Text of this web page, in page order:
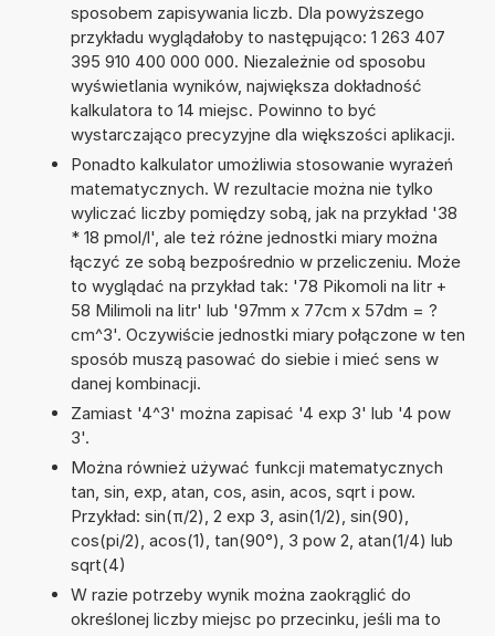
sposobem zapisywania liczb. Dla powyższego
przykładu wyglądałoby to następująco: 1 263 407
395 910 400 000 000. Niezależnie od sposobu
wyświetlania wyników, największa dokładność
kalkulatora to 14 miejsc. Powinno to być
wystarczająco precyzyjne dla większości aplikacji.
Ponadto kalkulator umożliwia stosowanie wyrażeń
matematycznych. W rezultacie można nie tylko
wyliczać liczby pomiędzy sobą, jak na przykład '38
* 18 pmol/l', ale też różne jednostki miary można
łączyć ze sobą bezpośrednio w przeliczeniu. Może
to wyglądać na przykład tak: '78 Pikomoli na litr +
58 Milimoli na litr' lub '97mm x 77cm x 57dm = ?
cm^3'. Oczywiście jednostki miary połączone w ten
sposób muszą pasować do siebie i mieć sens w
danej kombinacji.
Zamiast '4^3' można zapisać '4 exp 3' lub '4 pow
3'.
Można również używać funkcji matematycznych
tan, sin, exp, atan, cos, asin, acos, sqrt i pow.
Przykład: sin(π/2), 2 exp 3, asin(1/2), sin(90),
cos(pi/2), acos(1), tan(90°), 3 pow 2, atan(1/4) lub
sqrt(4)
W razie potrzeby wynik można zaokrąglić do
określonej liczby miejsc po przecinku, jeśli ma to